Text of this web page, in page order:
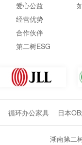
爱心公益
经营优势
合作伙伴
第二树ESG
循环办公家具 日本
湖南第二